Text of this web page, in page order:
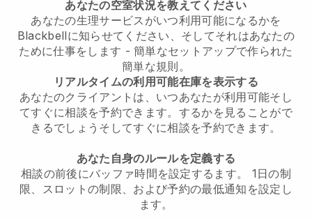
あなたの空室状況を教えてください
あなたの生理サービスがいつ利用可能になるかを
Blackbellに知らせてください、そしてそれはあなたの
ために仕事をします - 簡単なセットアップで作られた
簡単な規則。
リアルタイムの利用可能在庫を表示する
あなたのクライアントは、いつあなたが利用可能そし
てすぐに相談を予約できます。 するかを見ることがで
きるでしょう そしてすぐに相談を予約できます。
あなた自身のルールを定義する
相談の前後にバッファ時間を設定する ます。 1日の制
限、スロットの制限、および予約の最低通知を設定し
ます。